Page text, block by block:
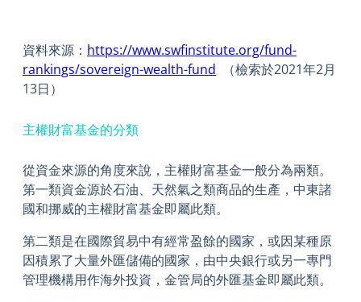
資料來源： https://www.swfinstitute.org/fund-
rankings/sovereign-wealth-fund （檢索於2021年2月
13日）
主權財富基金的分類
從資金來源的角度來說，主權財富基金一般分為兩類。
第一類資金源於石油、天然氣之類商品的生產，中東諸
國和挪威的主權財富基金即屬此類。
第二類是在國際貿易中有經常盈餘的國家，或因某種原
因積累了大量外匯儲備的國家，由中央銀行或另一專門
管理機構用作海外投資，金管局的外匯基金即屬此類。